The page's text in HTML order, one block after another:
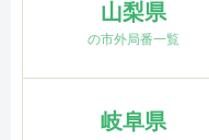
山梨県
の市外局番一覧
岐阜県